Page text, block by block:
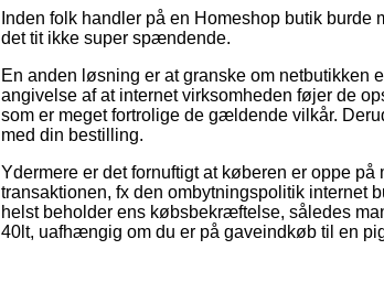
Inden folk handler på en Homeshop butik
det tit ikke super spændende.
En anden løsning er at granske om
angivelse af at internet virksomheden føjer de
som er meget fortrolige de gældende vilkår.
med din bestilling.
Ydermere er det fornuftigt at køberen er oppe
transaktionen, fx den ombytningspolitik internet
helst beholder ens købsbekræftelse, således
40lt, uafhængig om du er på gaveindkøb til en